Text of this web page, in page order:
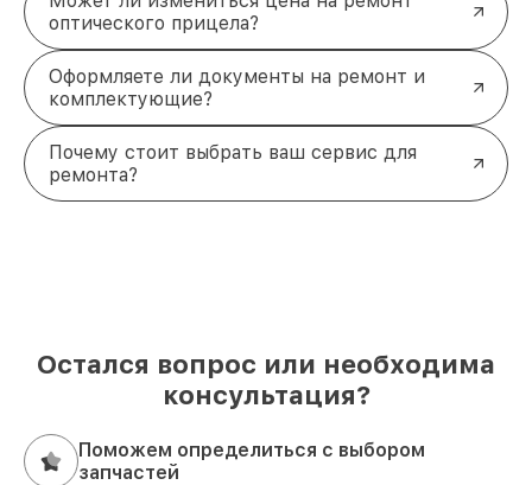
оптического прицела?
Оформляете ли документы на ремонт и
комплектующие?
Почему стоит выбрать ваш сервис для
ремонта?
Остался вопрос или необходима
консультация?
Поможем определиться с выбором
запчастей